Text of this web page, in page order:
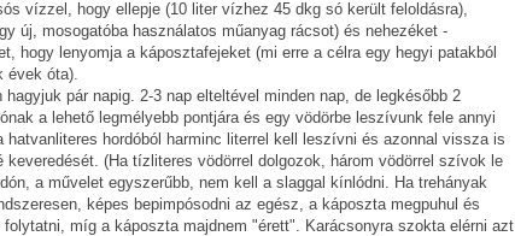
vízzel, hogy ellepje (10 liter vízhez 45 dkg só került feloldásra),
új, mosogatóba használatos műanyag rácsot) és nehezéket -
hogy lenyomja a káposztafejeket (mi erre a célra egy hegyi patakból
évek óta).
pár napig. 2-3 nap elteltével minden nap, de legkésőbb 2
a lehető legmélyebb pontjára és egy vödörbe leszívunk fele annyi
hordóból harminc literrel kell leszívni és azonnal vissza is
(Ha tízliteres vödörrel dolgozok, három vödörrel szívok le
a művelet egyszerűbb, nem kell a slaggal kínlódni. Ha trehányak
képes bepimpósodni az egész, a káposzta megpuhul és
míg a káposzta majdnem "érett". Karácsonyra szokta elérni azt